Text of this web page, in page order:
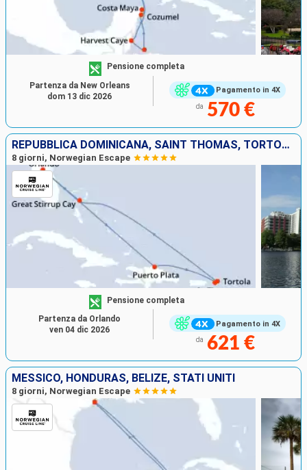
Pagamento in 4X
Pensione completa
da 570 €
Partenza da New Orleans
dom 13 dic 2026
REPUBBLICA DOMINICANA, SAINT THOMAS, TORTOLA, BAHAMAS, STATI UNITI
8 giorni, Norwegian Escape
Pagamento in 4X
Pensione completa
da 621 €
Partenza da Orlando
ven 04 dic 2026
MESSICO, HONDURAS, BELIZE, STATI UNITI
8 giorni, Norwegian Escape